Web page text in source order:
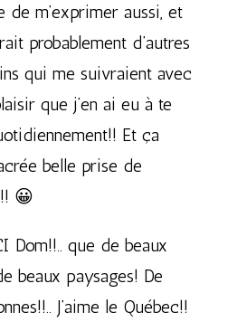
de m’exprimer aussi, et
probablement d’autres
qui me suivraient avec
que j’en ai eu à te
Et ça
belle prise de
😀
Dom!!.. que de beaux
beaux paysages! De
J’aime le Québec!!